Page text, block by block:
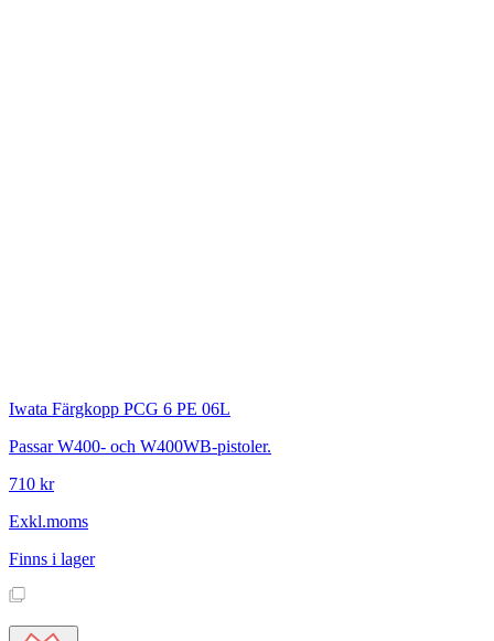
Iwata Färgkopp PCG 6 PE 06L
Passar W400- och W400WB-pistoler.
710 kr
Exkl.moms
Finns i lager